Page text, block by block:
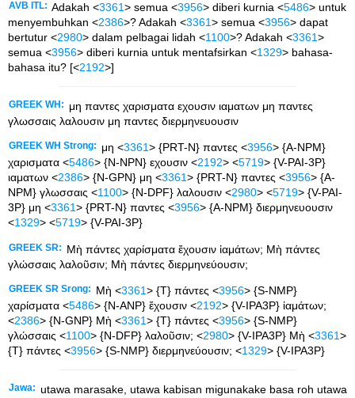
AVB ITL: Adakah <3361> semua <3956> diberi kurnia <5486> untuk
menyembuhkan <2386>? Adakah <3361> semua <3956> dapat
bertutur <2980> dalam pelbagai lidah <1100>? Adakah <3361>
semua <3956> diberi kurnia untuk mentafsirkan <1329> bahasa-
bahasa itu? [<2192>]
GREEK WH:
μη παντες χαρισματα εχουσιν ιαματων μη παντες
γλωσσαις λαλουσιν μη παντες διερμηνευουσιν
GREEK WH Strong: μη <3361> {PRT-N} παντες <3956> {A-NPM}
χαρισματα <5486> {N-NPN} εχουσιν <2192> <5719> {V-PAI-3P}
ιαματων <2386> {N-GPN} μη <3361> {PRT-N} παντες <3956> {A-
NPM} γλωσσαις <1100> {N-DPF} λαλουσιν <2980> <5719> {V-PAI-
3P} μη <3361> {PRT-N} παντες <3956> {A-NPM} διερμηνευουσιν
<1329> <5719> {V-PAI-3P}
GREEK SR:
Μὴ πάντες χαρίσματα ἔχουσιν ἰαμάτων; Μὴ πάντες
γλώσσαις λαλοῦσιν; Μὴ πάντες διερμηνεύουσιν;
GREEK SR Srong: Μὴ <3361> {T} πάντες <3956> {S-NMP}
χαρίσματα <5486> {N-ANP} ἔχουσιν <2192> {V-IPA3P} ἰαμάτων;
<2386> {N-GNP} Μὴ <3361> {T} πάντες <3956> {S-NMP}
γλώσσαις <1100> {N-DFP} λαλοῦσιν; <2980> {V-IPA3P} Μὴ <3361>
{T} πάντες <3956> {S-NMP} διερμηνεύουσιν; <1329> {V-IPA3P}
Jawa: utawa marasake, utawa kabisan migunakake basa roh utawa